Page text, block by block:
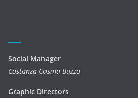
Social Manager
Costanza Cosma Buzzo
Graphic Directors